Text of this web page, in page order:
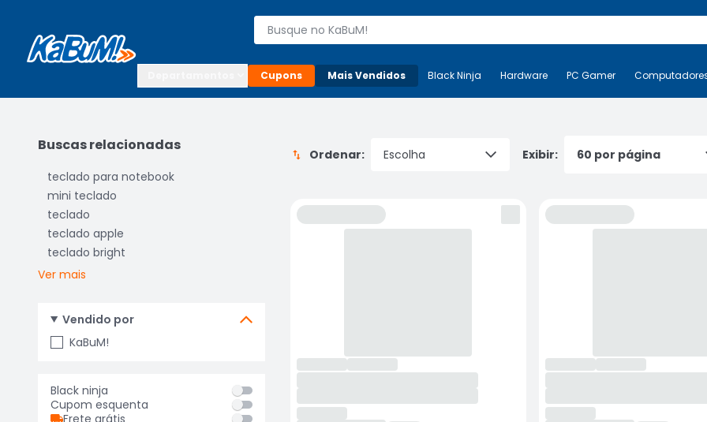
Buscar produtos
Cupons Mais Vendidos Mais-v- Black Ninja Hardware PC Gamer
Black Ninja Hardware PC Gamer
Buscas relacionadas
teclado para notebook
mini teclado
teclado
teclado apple
teclado bright
Ver mais
Vendido por
KaBuM!
Black ninja
Cupom esquenta
Frete grátis
Ordenar: Exibir: